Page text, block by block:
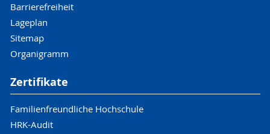
Barrierefreiheit
Lageplan
Sitemap
Organigramm
Zertifikate
Familienfreundliche Hochschule
HRK-Audit